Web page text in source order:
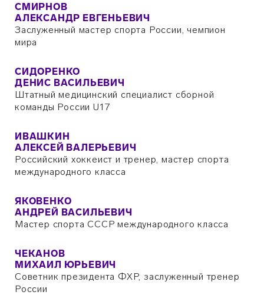
СМИРНОВ
АЛЕКСАНДР ЕВГЕНЬЕВИЧ
Заслуженный мастер спорта России, чемпион
мира
СИДОРЕНКО
ДЕНИС ВАСИЛЬЕВИЧ
Штатный медицинский специалист сборной
команды России U17
ИВАШКИН
АЛЕКСЕЙ ВАЛЕРЬЕВИЧ
Российский хоккеист и тренер, мастер спорта
международного класса
ЯКОВЕНКО
АНДРЕЙ ВАСИЛЬЕВИЧ
Мастер спорта СССР международного класса
ЧЕКАНОВ
МИХАИЛ ЮРЬЕВИЧ
Советник президента ФХР, заслуженный тренер
России